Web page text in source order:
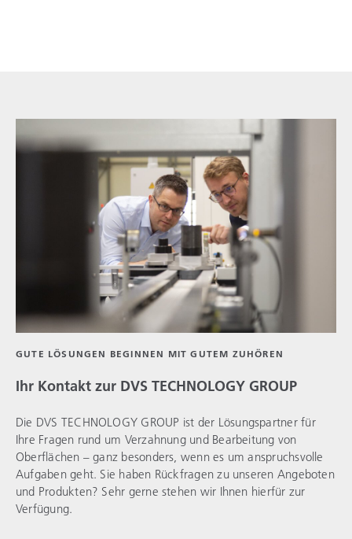
GUTE LÖSUNGEN BEGINNEN MIT GUTEM ZUHÖREN
Ihr Kontakt zur DVS TECHNOLOGY GROUP
Die DVS TECHNOLOGY GROUP ist der Lösungspartner für
Ihre Fragen rund um Verzahnung und Bearbeitung von
Oberflächen – ganz besonders, wenn es um anspruchsvolle
Aufgaben geht. Sie haben Rückfragen zu unseren Angeboten
und Produkten? Sehr gerne stehen wir Ihnen hierfür zur
Verfügung.